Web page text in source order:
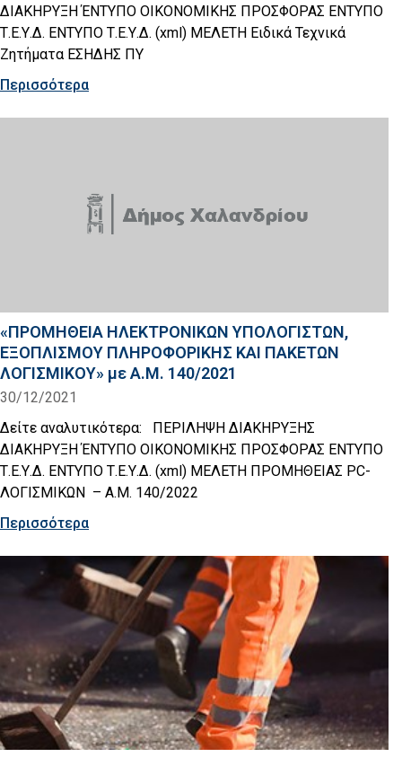
ΔΙΑΚΗΡΥΞΗ ΈΝΤΥΠΟ ΟΙΚΟΝΟΜΙΚΗΣ ΠΡΟΣΦΟΡΑΣ ΕΝΤΥΠΟ
Τ.Ε.Υ.Δ. ΕΝΤΥΠΟ Τ.Ε.Υ.Δ. (xml) ΜΕΛΕΤΗ Ειδικά Τεχνικά
Ζητήματα ΕΣΗΔΗΣ ΠΥ
Περισσότερα
«ΠΡΟΜΗΘΕΙΑ ΗΛΕΚΤΡΟΝΙΚΩΝ ΥΠΟΛΟΓΙΣΤΩΝ,
ΕΞΟΠΛΙΣΜΟΥ ΠΛΗΡΟΦΟΡΙΚΗΣ ΚΑΙ ΠΑΚΕΤΩΝ
ΛΟΓΙΣΜΙΚΟΥ» με Α.Μ. 140/2021
30/12/2021
Δείτε αναλυτικότερα: ΠΕΡΙΛΗΨΗ ΔΙΑΚΗΡΥΞΗΣ
ΔΙΑΚΗΡΥΞΗ ΈΝΤΥΠΟ ΟΙΚΟΝΟΜΙΚΗΣ ΠΡΟΣΦΟΡΑΣ ΕΝΤΥΠΟ
Τ.Ε.Υ.Δ. ΕΝΤΥΠΟ Τ.Ε.Υ.Δ. (xml) ΜΕΛΕΤΗ ΠΡΟΜΗΘΕΙΑΣ PC-
ΛΟΓΙΣΜΙΚΩΝ – Α.Μ. 140/2022
Περισσότερα